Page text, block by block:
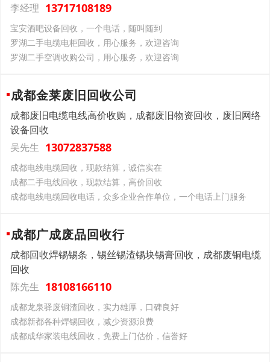
李经理 13717108189
宝安酒吧设备回收，一个电话，随叫随到
罗湖二手电缆电柜回收，用心服务，欢迎咨询
罗湖二手空调收购公司，用心服务，欢迎咨询
成都金莱废旧回收公司
成都废旧电缆电线高价收购，成都废旧物资回收，废旧网络
设备回收
吴先生 13072837588
成都电线电缆回收，现款结算，诚信实在
成都二手电线回收，现款结算，高价回收
成都电线电缆回收电话，众多企业合作单位，一个电话上门服务
成都广成废品回收行
成都回收焊锡锡条，锡丝锡渣锡块锡膏回收，成都废铜电缆
回收
陈先生 18108166110
成都龙泉驿废铜渣回收，实力雄厚，口碑良好
成都新都各种焊锡回收，减少资源浪费
成都成华家装电线回收，免费上门估价，信誉好